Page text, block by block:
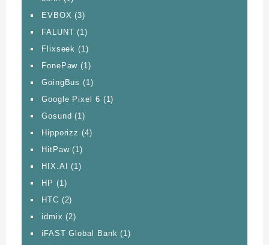
EVBOX (3)
FALUNT (1)
Flixseek (1)
FonePaw (1)
GoingBus (1)
Google Pixel 6 (1)
Gosund (1)
Hipporizz (4)
HitPaw(1)
HIX.AI
(1)
HP (1)
HTC (2)
idmix (2)
iFAST Global Bank (1)